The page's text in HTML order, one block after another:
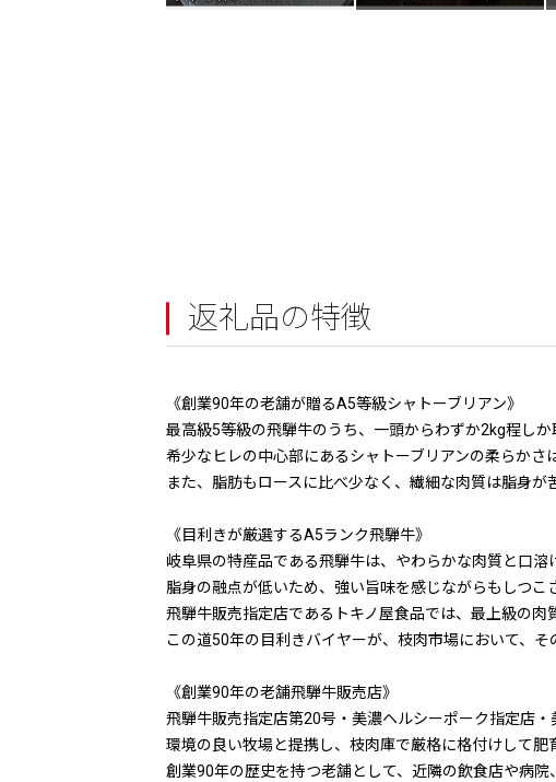
返礼品の特徴
《創業90年の老舗が贈るA5等級シャトーブリアン》
最高級5等級の飛騨牛のうち、一頭からわずか2kg程し
希少なヒレの中心部にあるシャトーブリアンの柔らかさ
また、脂肪もロースに比べ少なく、繊細な肉質は脂身が
《目利きが厳選するA5ランク飛騨牛》
岐阜県の特産品である飛騨牛は、やわらかな肉質と口溶
脂身の融点が低いため、強い旨味を感じながらもしつこ
飛騨牛販売指定店であるトキノ屋食品では、最上級の肉
この道50年の目利きバイヤーが、枝肉市場において、
《創業90年の老舗飛騨牛販売店》
飛騨牛販売指定店第20号・美濃ヘルシーポーク指定店
環境の良い牧場と提携し、枝肉庫で厳格に格付けして肥
創業90年の歴史を持つ老舗として、近隣の飲食店や病院